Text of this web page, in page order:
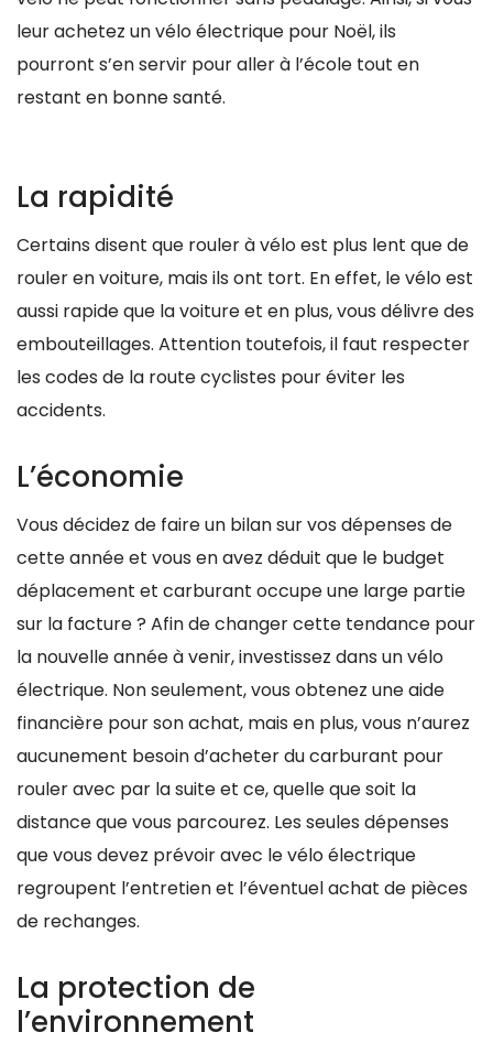
leur achetez un vélo électrique pour Noël, ils
pourront s’en servir pour aller à l’école tout en
restant en bonne santé.
La rapidité
Certains disent que rouler à vélo est plus lent que de
rouler en voiture, mais ils ont tort. En effet, le vélo est
aussi rapide que la voiture et en plus, vous délivre des
embouteillages. Attention toutefois, il faut respecter
les codes de la route cyclistes pour éviter les
accidents.
L’économie
Vous décidez de faire un bilan sur vos dépenses de
cette année et vous en avez déduit que le budget
déplacement et carburant occupe une large partie
sur la facture ? Afin de changer cette tendance pour
la nouvelle année à venir, investissez dans un vélo
électrique. Non seulement, vous obtenez une aide
financière pour son achat, mais en plus, vous n’aurez
aucunement besoin d’acheter du carburant pour
rouler avec par la suite et ce, quelle que soit la
distance que vous parcourez. Les seules dépenses
que vous devez prévoir avec le vélo électrique
regroupent l’entretien et l’éventuel achat de pièces
de rechanges.
La protection de
l’environnement